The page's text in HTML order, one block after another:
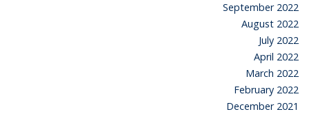
September 2022
August 2022
July 2022
April 2022
March 2022
February 2022
December 2021